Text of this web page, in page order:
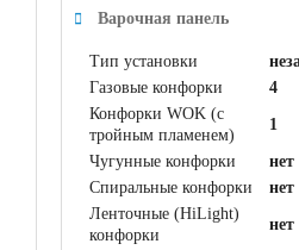
Варочная панель
Тип установки
Газовые конфорки
4
Конфорки WOK (с
тройным пламенем)
1
Чугунные конфорки
нет
Спиральные конфорки
нет
Ленточные (HiLight)
конфорки
нет